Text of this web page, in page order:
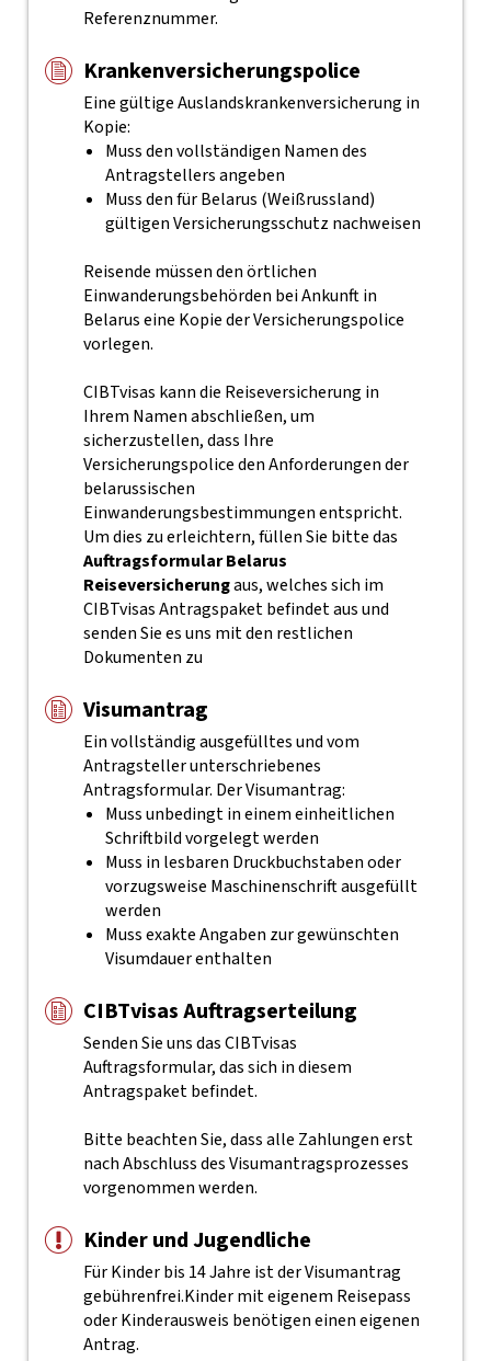
Referenznummer.
Krankenversicherungspolice
Eine gültige Auslandskrankenversicherung in
Kopie:
Muss den vollständigen Namen des
Antragstellers angeben
Muss den für Belarus (Weißrussland)
gültigen Versicherungsschutz nachweisen
Reisende müssen den örtlichen
Einwanderungsbehörden bei Ankunft in
Belarus eine Kopie der Versicherungspolice
vorlegen.
CIBTvisas kann die Reiseversicherung in
Ihrem Namen abschließen, um
sicherzustellen, dass Ihre
Versicherungspolice den Anforderungen der
belarussischen
Einwanderungsbestimmungen entspricht.
Um dies zu erleichtern, füllen Sie bitte das
Auftragsformular Belarus
Reiseversicherungaus, welches sich im
CIBTvisas Antragspaket befindet aus und
senden Sie es uns mit den restlichen
Dokumenten zu
Visumantrag
Ein vollständig ausgefülltes und vom
Antragsteller unterschriebenes
Antragsformular. Der Visumantrag:
Muss unbedingt in einem einheitlichen
Schriftbild vorgelegt werden
Muss in lesbaren Druckbuchstaben oder
vorzugsweise Maschinenschrift ausgefüllt
werden
Muss exakte Angaben zur gewünschten
Visumdauer enthalten
CIBTvisas Auftragserteilung
Senden Sie uns das CIBTvisas
Auftragsformular, das sich in diesem
Antragspaket befindet.
Bitte beachten Sie, dass alle Zahlungen erst
nach Abschluss des Visumantragsprozesses
vorgenommen werden.
Kinder und Jugendliche
Für Kinder bis 14 Jahre ist der Visumantrag
gebührenfrei.Kinder mit eigenem Reisepass
oder Kinderausweis benötigen einen eigenen
Antrag.